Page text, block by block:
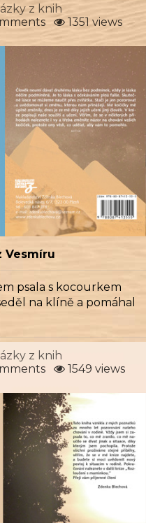
z knih
1351 views
Vesmíru
psala s kocourkem
na klíně a pomáhal
z knih
1549 views